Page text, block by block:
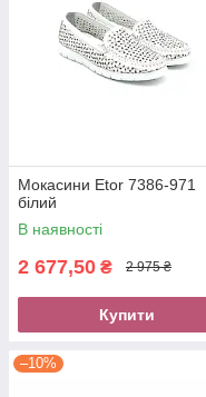
Мокасини Etor 7386-971
білий
В наявності
2 677,50 ₴ 2 975 ₴
Купити
–10%